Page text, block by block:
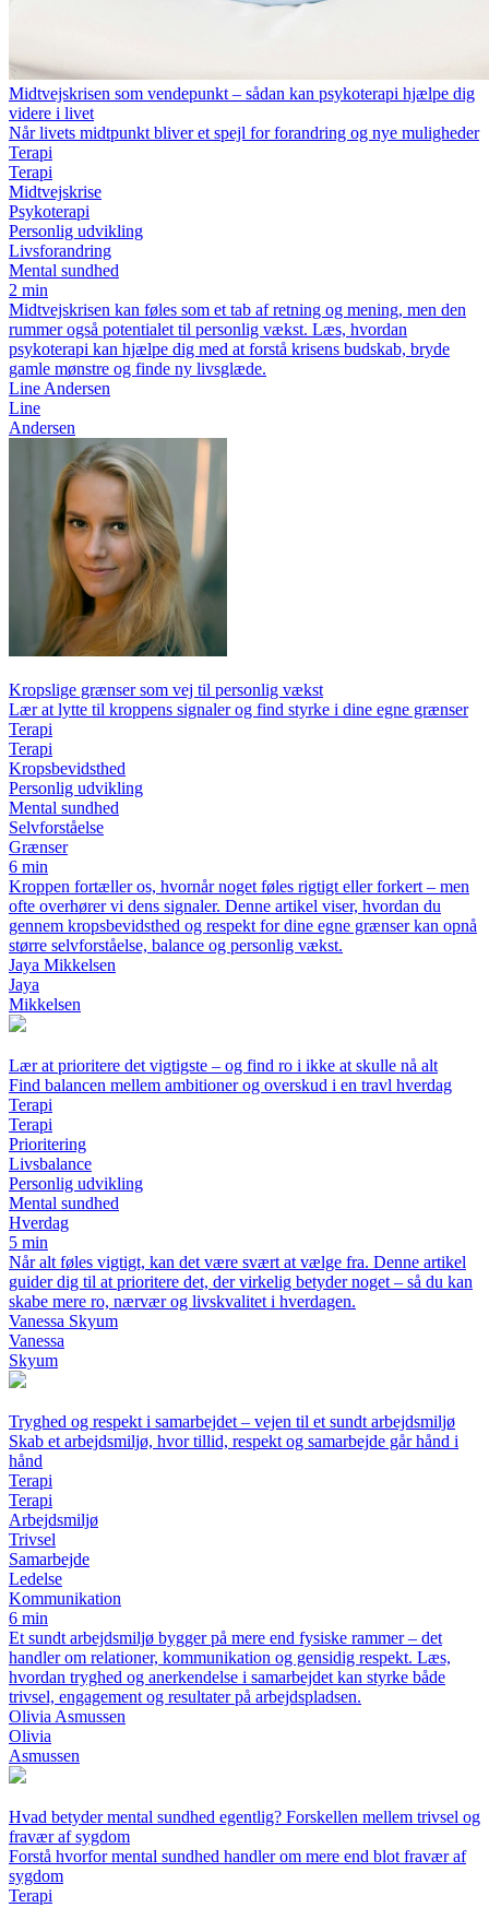
Midtvejskrisen som vendepunkt – sådan kan psykoterapi hjælpe dig
videre i livet
Når livets midtpunkt bliver et spejl for forandring og nye muligheder
Terapi
Terapi
Midtvejskrise
Psykoterapi
Personlig udvikling
Livsforandring
Mental sundhed
2 min
Midtvejskrisen kan føles som et tab af retning og mening, men den
rummer også potentialet til personlig vækst. Læs, hvordan
psykoterapi kan hjælpe dig med at forstå krisens budskab, bryde
gamle mønstre og finde ny livsglæde.
Line Andersen
Line
Andersen
Kropslige grænser som vej til personlig vækst
Lær at lytte til kroppens signaler og find styrke i dine egne grænser
Terapi
Terapi
Kropsbevidsthed
Personlig udvikling
Mental sundhed
Selvforståelse
Grænser
6 min
Kroppen fortæller os, hvornår noget føles rigtigt eller forkert – men
ofte overhører vi dens signaler. Denne artikel viser, hvordan du
gennem kropsbevidsthed og respekt for dine egne grænser kan opnå
større selvforståelse, balance og personlig vækst.
Jaya Mikkelsen
Jaya
Mikkelsen
Lær at prioritere det vigtigste – og find ro i ikke at skulle nå alt
Find balancen mellem ambitioner og overskud i en travl hverdag
Terapi
Terapi
Prioritering
Livsbalance
Personlig udvikling
Mental sundhed
Hverdag
5 min
Når alt føles vigtigt, kan det være svært at vælge fra. Denne artikel
guider dig til at prioritere det, der virkelig betyder noget – så du kan
skabe mere ro, nærvær og livskvalitet i hverdagen.
Vanessa Skyum
Vanessa
Skyum
Tryghed og respekt i samarbejdet – vejen til et sundt arbejdsmiljø
Skab et arbejdsmiljø, hvor tillid, respekt og samarbejde går hånd i
hånd
Terapi
Terapi
Arbejdsmiljø
Trivsel
Samarbejde
Ledelse
Kommunikation
6 min
Et sundt arbejdsmiljø bygger på mere end fysiske rammer – det
handler om relationer, kommunikation og gensidig respekt. Læs,
hvordan tryghed og anerkendelse i samarbejdet kan styrke både
trivsel, engagement og resultater på arbejdspladsen.
Olivia Asmussen
Olivia
Asmussen
Hvad betyder mental sundhed egentlig? Forskellen mellem trivsel og
fravær af sygdom
Forstå hvorfor mental sundhed handler om mere end blot fravær af
sygdom
Terapi